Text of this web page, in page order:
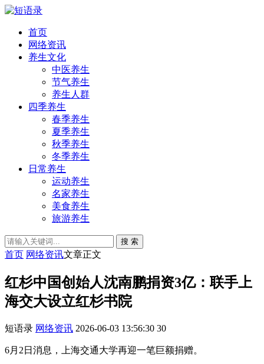
首页
网络资讯
养生文化
中医养生
节气养生
养生人群
四季养生
春季养生
夏季养生
秋季养生
冬季养生
日常养生
运动养生
名家养生
美食养生
旅游养生
搜 索
首页 网络资讯文章正文
红杉中国创始人沈南鹏捐资3亿：联手上
海交大设立红杉书院
短语录 网络资讯 2026-06-03 13:56:30 30
6月2日消息，上海交通大学再迎一笔巨额捐赠。